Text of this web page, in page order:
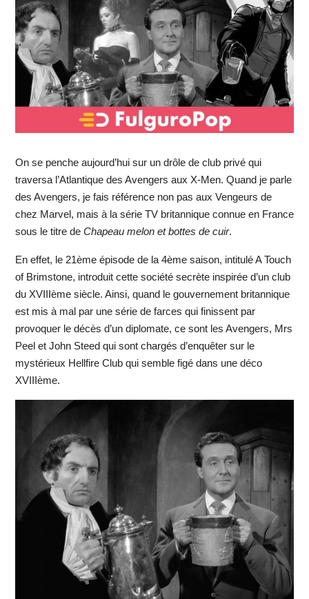
On se penche aujourd’hui sur un drôle de club privé qui
traversa l’Atlantique des Avengers aux X-Men. Quand je parle
des Avengers, je fais référence non pas aux Vengeurs de
chez Marvel, mais à la série TV britannique connue en France
sous le titre de Chapeau melon et bottes de cuir.
En effet, le 21ème épisode de la 4ème saison, intitulé A Touch
of Brimstone, introduit cette société secrète inspirée d’un club
du XVIIIème siècle. Ainsi, quand le gouvernement britannique
est mis à mal par une série de farces qui finissent par
provoquer le décès d’un diplomate, ce sont les Avengers, Mrs
Peel et John Steed qui sont chargés d’enquêter sur le
mystérieux Hellfire Club qui semble figé dans une déco
XVIIIème.